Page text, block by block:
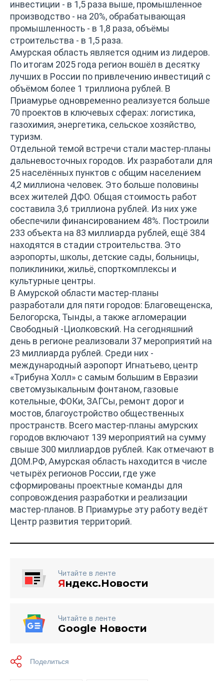
инвестиции - в 1,5 раза выше, промышленное
производство - на 20%, обрабатывающая
промышленность - в 1,8 раза, объёмы
строительства - в 1,5 раза.
Амурская область является одним из лидеров.
По итогам 2025 года регион вошёл в десятку
лучших в России по привлечению инвестиций с
объёмом более 1 триллиона рублей. В
Приамурье одновременно реализуется больше
70 проектов в ключевых сферах: логистика,
газохимия, энергетика, сельское хозяйство,
туризм.
Отдельной темой встречи стали мастер-планы
дальневосточных городов. Их разработали для
25 населённых пунктов с общим населением
4,2 миллиона человек. Это больше половины
всех жителей ДФО. Общая стоимость работ
составила 3,6 триллиона рублей. Из них уже
обеспечили финансированием 48%. Построили
233 объекта на 83 миллиарда рублей, ещё 384
находятся в стадии строительства. Это
аэропорты, школы, детские сады, больницы,
поликлиники, жильё, спорткомплексы и
культурные центры.
В Амурской области мастер-планы
разработали для пяти городов: Благовещенска,
Белогорска, Тынды, а также агломерации
Свободный -Циолковский. На сегодняшний
день в регионе реализовали 37 мероприятий на
23 миллиарда рублей. Среди них -
международный аэропорт Игнатьево, центр
«Трибуна Холл» с самым большим в Евразии
светомузыкальным фонтаном, газовые
котельные, ФОКи, ЗАГСы, ремонт дорог и
мостов, благоустройство общественных
пространств. Всего мастер-планы амурских
городов включают 139 мероприятий на сумму
свыше 300 миллиардов рублей. Как отмечают в
ДОМ.РФ, Амурская область находится в числе
четырёх регионов России, где уже
сформированы проектные команды для
сопровождения разработки и реализации
мастер-планов. В Приамурье эту работу ведёт
Центр развития территорий.
Читайте в ленте
Яндекс.Новости
Читайте в ленте
Google Новости